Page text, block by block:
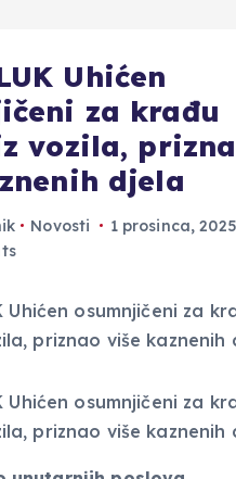
Uhićen
za krađu
vozila,
djela
Novosti
1 prosinca, 2025